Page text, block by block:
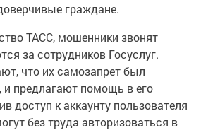
граждане.
ТАСС, мошенники звонят
за сотрудников Госуслуг.
что их самозапрет был
и предлагают помощь в его
доступ к аккаунту пользователя
без труда авторизоваться в